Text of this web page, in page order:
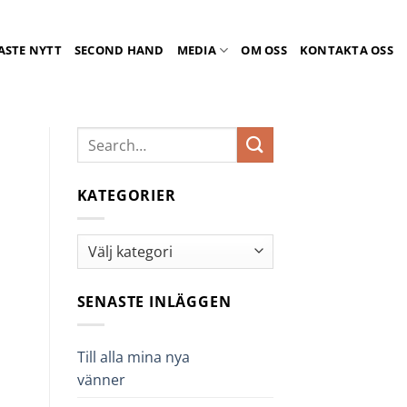
NYTT SECOND HAND MEDIA OM OSS KONTAKTA OSS
KATEGORIER
Kategorier
SENASTE INLÄGGEN
Till alla mina nya
vänner